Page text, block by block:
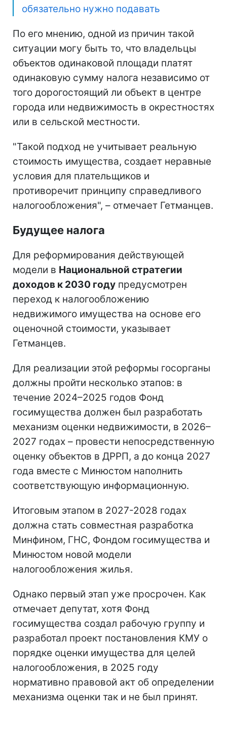
обязательно нужно подавать
По его мнению, одной из причин такой
ситуации могу быть то, что владельцы
объектов одинаковой площади платят
одинаковую сумму налога независимо от
того дорогостоящий ли объект в центре
города или недвижимость в окрестностях
или в сельской местности.
"Такой подход не учитывает реальную
стоимость имущества, создает неравные
условия для плательщиков и
противоречит принципу справедливого
налогообложения", – отмечает Гетманцев.
Будущее налога
Для реформирования действующей
модели в Национальной стратегии
доходов к 2030 году предусмотрен
переход к налогообложению
недвижимого имущества на основе его
оценочной стоимости, указывает
Гетманцев.
Для реализации этой реформы госорганы
должны пройти несколько этапов: в
течение 2024–2025 годов Фонд
госимущества должен был разработать
механизм оценки недвижимости, в 2026–
2027 годах – провести непосредственную
оценку объектов в ДРРП, а до конца 2027
года вместе с Минюстом наполнить
соответствующую информационную.
Итоговым этапом в 2027-2028 годах
должна стать совместная разработка
Минфином, ГНС, Фондом госимущества и
Минюстом новой модели
налогообложения жилья.
Однако первый этап уже просрочен. Как
отмечает депутат, хотя Фонд
госимущества создал рабочую группу и
разработал проект постановления КМУ о
порядке оценки имущества для целей
налогообложения, в 2025 году
нормативно правовой акт об определении
механизма оценки так и не был принят.